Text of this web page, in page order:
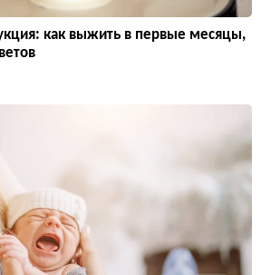
как выжить в первые месяцы,